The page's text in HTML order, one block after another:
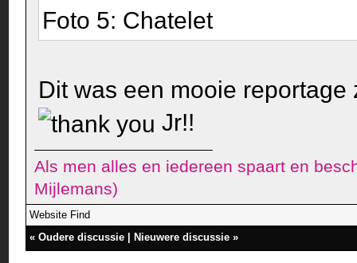
Foto 5: Chatelet
Dit was een mooie reportage
Jr!!
Als men alles en iedereen spaart en
Mijlemans)
Website Find
«Oudere discussie Nieuwere discussie »